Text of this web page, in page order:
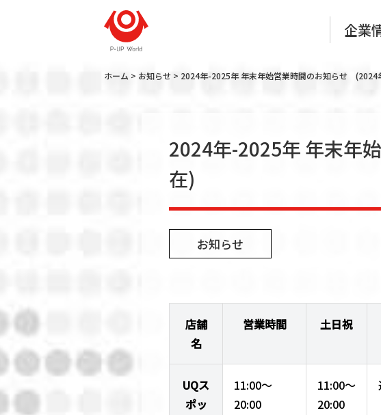
企業
企業理念
会社概要
ホーム > お知らせ > 2024年-2025年 年末年始営業時間のお知らせ (2024
2024年-2025年 年末年
在)
お知らせ
店舗
名
営業時間 土日祝
UQス
ポッ
11:00～
20:00
11:00～
20:00